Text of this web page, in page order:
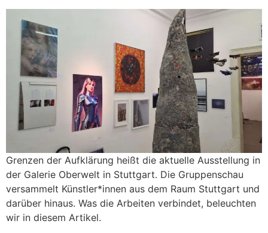
Grenzen der Aufklärung heißt die aktuelle Ausstellung in
der Galerie Oberwelt in Stuttgart. Die Gruppenschau
versammelt Künstler*innen aus dem Raum Stuttgart und
darüber hinaus. Was die Arbeiten verbindet, beleuchten
wir in diesem Artikel.